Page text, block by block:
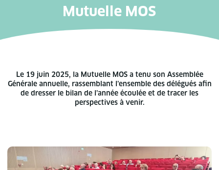
Mutuelle MOS
Le 19 juin 2025, la Mutuelle MOS a tenu son Assemblée
Générale annuelle, rassemblant l’ensemble des délégués afin
de dresser le bilan de l’année écoulée et de tracer les
perspectives à venir.